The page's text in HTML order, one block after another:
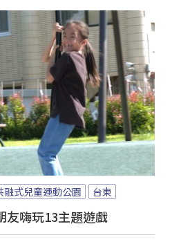
融式兒童運動公園 台東
友嗨玩13主題遊戲